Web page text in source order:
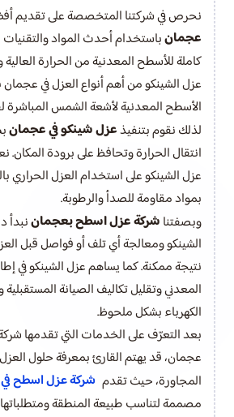
نحرص في شركتنا المتخصصة على تقديم
عجمانباستخدام أحدث المواد
كاملة للأسطح المعدنية من الحرارة
عزل الشينكو من أهم أنواع العزل في
الأسطح المعدنية لأشعة الشمس المباشرة
لذلك نقوم بتنفيذعزل شينكو في عجمان
انتقال الحرارة وتحافظ على برودة المكان.
عزل الشينكو على استخدام العزل الحراري
بمواد مقاومة للصدأ والرطوبة.
وبصفتناشركة عزل اسطح بعجماننبدأ
الشينكو ومعالجة أي تلف أو فواصل قبل
نتيجة ممكنة. كما يساهم عزل الشينكو في
المعدني وتقليل تكاليف الصيانة
الكهرباء بشكل ملحوظ.
بعد التعرّف على الخدمات التي تقدمها
عجمان، قد يهتم القارئ بمعرفة حلول العزل
المجاورة، حيث تقدم شركة عزل اسطح في
مصممة لتناسب طبيعة المنطقة